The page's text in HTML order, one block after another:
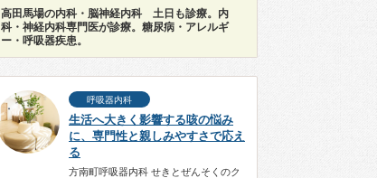
高田馬場の内科・脳神経内科 土日も診療。内
科・神経内科専門医が診療。糖尿病・アレルギ
ー・呼吸器疾患。
呼吸器内科
生活へ大きく影響する咳の悩み
に、専門性と親しみやすさで応え
る
方南町呼吸器内科 せきとぜんそくのク